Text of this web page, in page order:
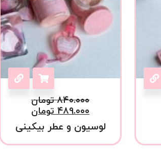
۸۴۰.۰۰۰ تومان
۴۸۹.۰۰۰ تومان
لوسیون و عطر بیکینی